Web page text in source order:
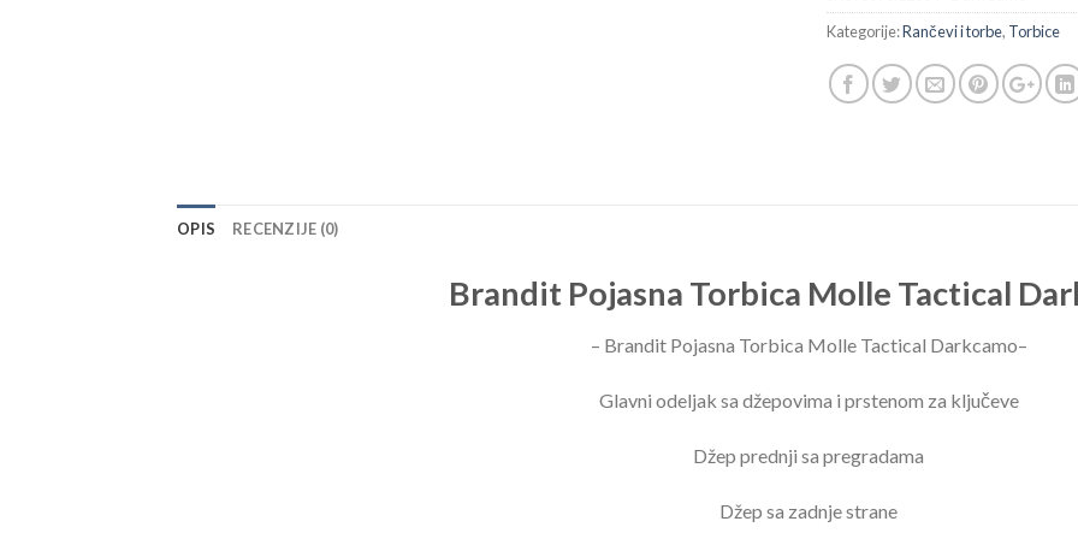
Kategorije:Rančevi i torbe, Torbice
OPIS RECENZIJE (0)
Brandit Pojasna Torbica Molle Tactical
– Brandit Pojasna Torbica Molle Tactical Darkcamo–
Glavni odeljak sa džepovima i prstenom za ključeve
Džep prednji sa pregradama
Džep sa zadnje strane